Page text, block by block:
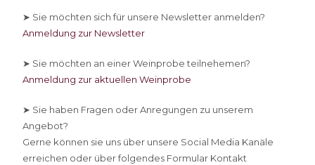
➤ Sie möchten sich für unsere Newsletter anmelden?
Anmeldung zur Newsletter
➤ Sie möchten an einer Weinprobe teilnehemen?
Anmeldung zur aktuellen Weinprobe
➤ Sie haben Fragen oder Anregungen zu unserem
Angebot?
Gerne können sie uns über unsere Social Media Kanäle
erreichen oder über folgendes Formular Kontakt